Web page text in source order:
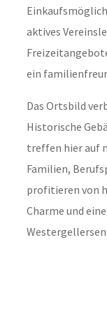
aktives
ein
Das Ortsbild
Historische
treffen hier auf
Familien,
profitieren von
Charme und